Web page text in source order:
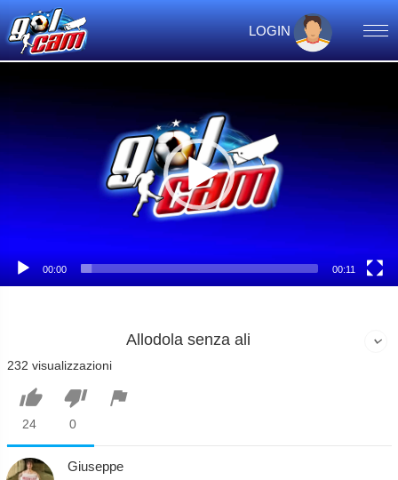
LOGIN
00:00 00:11
Allodola senza ali
232 visualizzazioni

24

0

Giuseppe